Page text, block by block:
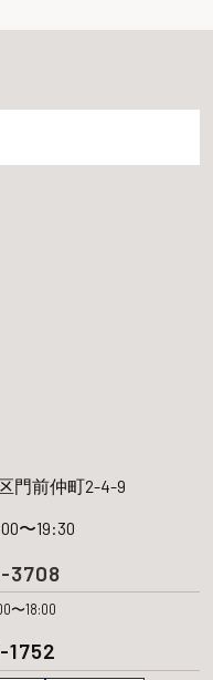
門前仲町2-4-9
〜19:30
3708
〜18:00
1752